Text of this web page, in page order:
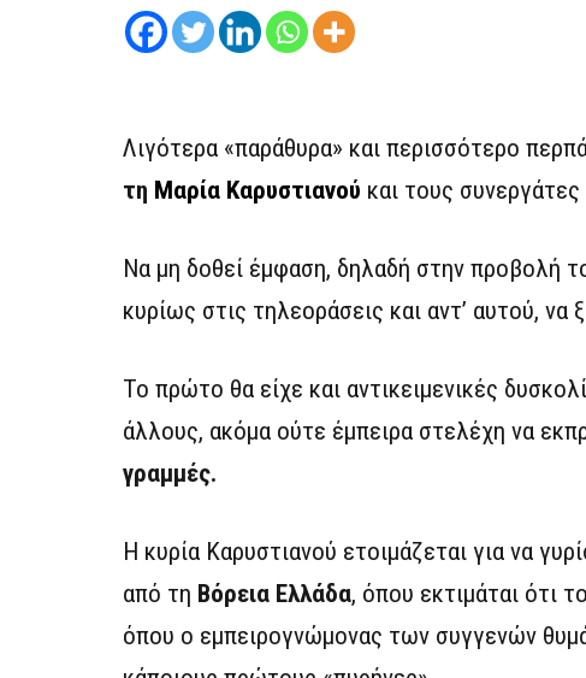
Λιγότερα «παράθυρα» και περισσότερο
τη Μαρία Καρυστιανού και τους συνεργάτες
Να μη δοθεί έμφαση, δηλαδή στην προβολή
κυρίως στις τηλεοράσεις και αντ’ αυτού, να
Το πρώτο θα είχε και αντικειμενικές
άλλους, ακόμα ούτε έμπειρα στελέχη να
γραμμές.
Η κυρία Καρυστιανού ετοιμάζεται για να
από τη Βόρεια Ελλάδα, όπου εκτιμάται ότι
όπου ο εμπειρογνώμονας των συγγενών